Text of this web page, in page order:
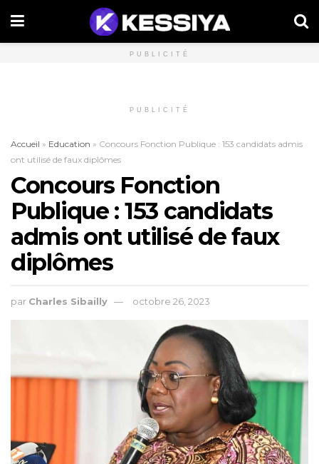
PUBLICITÉ
PUBLICITÉ
Accueil » Education » Concours Fonction Publique : 153 candidats admis
ont utilisé de faux diplômes
Concours Fonction
Publique : 153 candidats
admis ont utilisé de faux
diplômes
par Charles Sibailly octobre 26, 2023